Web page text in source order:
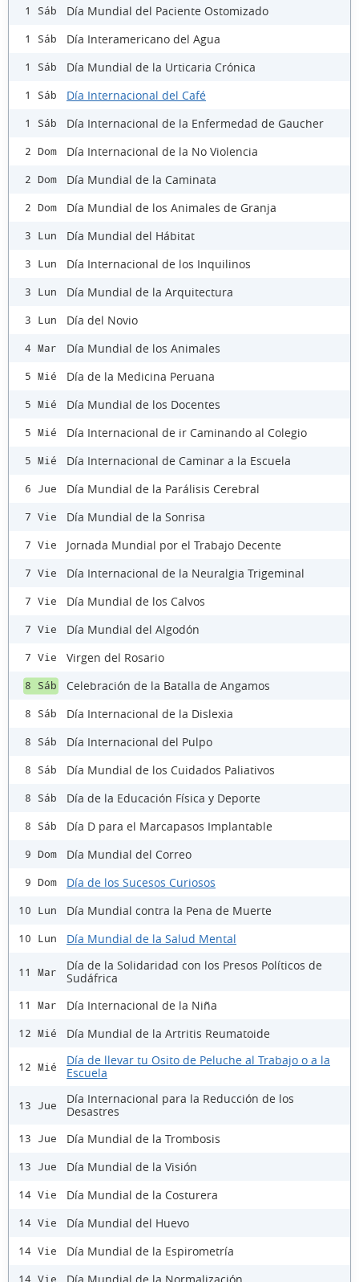
1 Sáb Día Mundial del Paciente Ostomizado
1 Sáb Día Interamericano del Agua
1 Sáb Día Mundial de la Urticaria Crónica
1 Sáb Día Internacional del Café
1 Sáb Día Internacional de la Enfermedad de Gaucher
2 Dom Día Internacional de la No Violencia
2 Dom Día Mundial de la Caminata
2 Dom Día Mundial de los Animales de Granja
3 Lun Día Mundial del Hábitat
3 Lun Día Internacional de los Inquilinos
3 Lun Día Mundial de la Arquitectura
3 Lun Día del Novio
4 Mar Día Mundial de los Animales
5 Mié Día de la Medicina Peruana
5 Mié Día Mundial de los Docentes
5 Mié Día Internacional de ir Caminando al Colegio
5 Mié Día Internacional de Caminar a la Escuela
6 Jue Día Mundial de la Parálisis Cerebral
7 Vie Día Mundial de la Sonrisa
7 Vie Jornada Mundial por el Trabajo Decente
7 Vie Día Internacional de la Neuralgia Trigeminal
7 Vie Día Mundial de los Calvos
7 Vie Día Mundial del Algodón
7 Vie Virgen del Rosario
8 Sáb Celebración de la Batalla de Angamos
8 Sáb Día Internacional de la Dislexia
8 Sáb Día Internacional del Pulpo
8 Sáb Día Mundial de los Cuidados Paliativos
8 Sáb Día de la Educación Física y Deporte
8 Sáb Día D para el Marcapasos Implantable
9 Dom Día Mundial del Correo
9 Dom Día de los Sucesos Curiosos
10 Lun Día Mundial contra la Pena de Muerte
10 Lun Día Mundial de la Salud Mental
11 Mar
Día de la Solidaridad con los Presos Políticos de
Sudáfrica
11 Mar Día Internacional de la Niña
12 Mié Día Mundial de la Artritis Reumatoide
12 Mié
Día de llevar tu Osito de Peluche al Trabajo o a la
Escuela
13 Jue
Día Internacional para la Reducción de los
Desastres
13 Jue Día Mundial de la Trombosis
13 Jue Día Mundial de la Visión
14 Vie Día Mundial de la Costurera
14 Vie Día Mundial del Huevo
14 Vie Día Mundial de la Espirometría
14 Vie